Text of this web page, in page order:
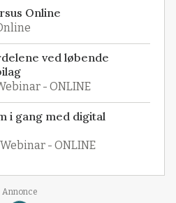
Online
ved løbende
- ONLINE
i gang med digital
Webinar - ONLINE
Annonce